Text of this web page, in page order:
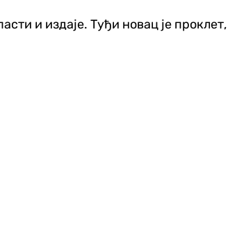
и издаје. Туђи новац је проклет,